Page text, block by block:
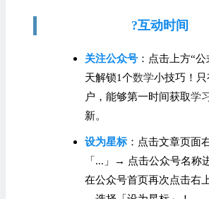
?互动时间
关注公众号：点击上方“公
天解锁1个数学小技巧！只
户，能够第一时间获取学
新。
设为星标：点击文章页面
「...」→ 点击公众号名称
在公众号首页再次点击右